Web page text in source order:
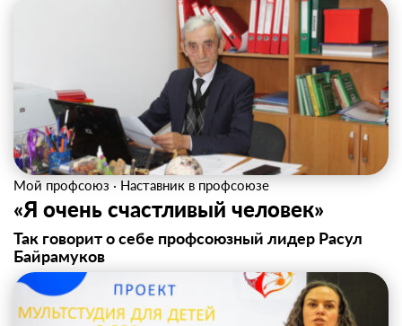
Мой профсоюз · Наставник в профсоюзе
«Я очень счастливый человек»
Так говорит о себе профсоюзный лидер Расул
Байрамуков